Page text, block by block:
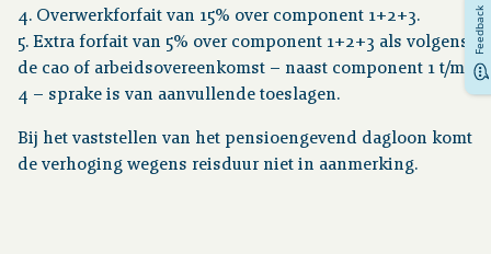
4. Overwerkforfait van 15% over component 1+2+3.
5. Extra forfait van 5% over component 1+2+3 als volgens
de cao of arbeidsovereenkomst – naast component 1 t/m
4 – sprake is van aanvullende toeslagen.
Bij het vaststellen van het pensioengevend dagloon komt
de verhoging wegens reisduur niet in aanmerking.
Feedback